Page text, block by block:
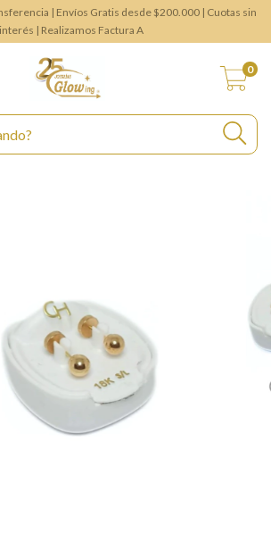
| Envíos Gratis desde $200.000 | Cuotas sin
interés | Realizamos Factura A
0